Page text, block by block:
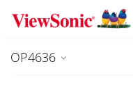
Skip to main content
OP4636